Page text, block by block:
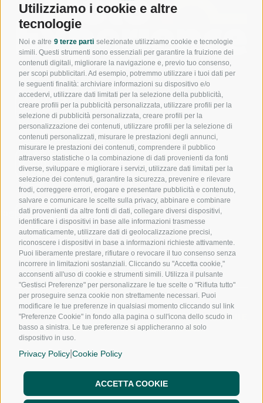
Utilizziamo i cookie e altre
tecnologie
Noi e altre 9 terze parti selezionate utilizziamo cookie e tecnologie
simili. Questi strumenti sono essenziali per garantire la fruizione dei
contenuti digitali, migliorare la navigazione e, previo tuo consenso,
per scopi pubblicitari. Ad esempio, potremmo utilizzare i tuoi dati per
le seguenti finalità: archiviare informazioni su dispositivo e/o
accedervi, utilizzare dati limitati per la selezione della pubblicità,
creare profili per la pubblicità personalizzata, utilizzare profili per la
selezione di pubblicità personalizzata, creare profili per la
personalizzazione dei contenuti, utilizzare profili per la selezione di
contenuti personalizzati, misurare le prestazioni degli annunci,
misurare le prestazioni dei contenuti, comprendere il pubblico
attraverso statistiche o la combinazione di dati provenienti da fonti
diverse, sviluppare e migliorare i servizi, utilizzare dati limitati per la
selezione dei contenuti, garantire la sicurezza, prevenire e rilevare
frodi, correggere errori, erogare e presentare pubblicità e contenuto,
salvare e comunicare le scelte sulla privacy, abbinare e combinare
dati provenienti da altre fonti di dati, collegare diversi dispositivi,
identificare i dispositivi in base alle informazioni trasmesse
automaticamente, utilizzare dati di geolocalizzazione precisi,
riconoscere i dispositivi in base a informazioni richieste attivamente.
Puoi liberamente prestare, rifiutare o revocare il tuo consenso senza
incorrere in limitazioni sostanziali. Cliccando su "Accetta cookie,"
acconsenti all'uso di cookie e strumenti simili. Utilizza il pulsante
"Gestisci Preferenze" per personalizzare le tue scelte o "Rifiuta tutto"
per proseguire senza cookie non strettamente necessari. Puoi
modificare le tue preferenze in qualsiasi momento cliccando sul link
"Preferenze Cookie" in fondo alla pagina o sull'icona dello scudo in
basso a sinistra. Le tue preferenze si applicheranno al solo
dispositivo in uso.
Privacy Policy Cookie Policy
ACCETTA COOKIE
800
944
550
391
1017
240
NOLEGGIO A LUNGO TERMINENOLEGGIO MENSILE
NOLEGGIO A BREVE TERMINE
SEDI
FRANCHISING
NOLO WAY
BLOG